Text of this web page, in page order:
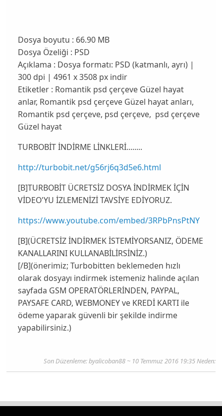
Dosya boyutu : 66.90 MB
Dosya Özeliği : PSD
Açıklama : Dosya formatı: PSD (katmanlı, ayrı) |
300 dpi | 4961 x 3508 px indir
Etiketler : Romantik psd çerçeve Güzel hayat
anlar, Romantik psd çerçeve Güzel hayat anları,
Romantik psd çerçeve, psd çerçeve, psd çerçeve
Güzel hayat
TURBOBİT İNDİRME LİNKLERİ........
http://turbobit.net/g56rj6q3d5e6.html
[B]TURBOBİT ÜCRETSİZ DOSYA İNDİRMEK İÇİN
VİDEO'YU İZLEMENİZİ TAVSİYE EDİYORUZ.
https://www.youtube.com/embed/3RPbPnsPtNY
[B](ÜCRETSİZ İNDİRMEK İSTEMİYORSANIZ, ÖDEME
KANALLARINI KULLANABİLİRSİNİZ.)
[/B](önerimiz; Turbobitten beklemeden hızlı
olarak dosyayı indirmek istemeniz halinde açılan
sayfada GSM OPERATÖRLERİNDEN, PAYPAL,
PAYSAFE CARD, WEBMONEY ve KREDİ KARTI ile
ödeme yaparak güvenli bir şekilde indirme
yapabilirsiniz.)
Son Düzenleme:byalicoban88~ 10 Temmuz 2016 19:35 Neden: